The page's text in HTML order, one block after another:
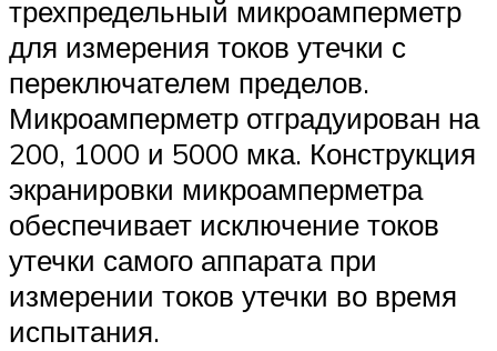
трехпредельный микроамперметр
для измерения токов утечки с
переключателем пределов.
Микроамперметр отградуирован на
200, 1000 и 5000 мка. Конструкция
экранировки микроамперметра
обеспечивает исключение токов
утечки самого аппарата при
измерении токов утечки во время
испытания.